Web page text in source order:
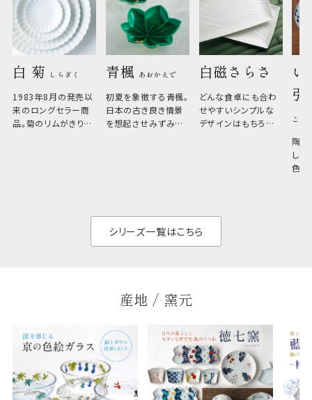
白 菊 しらぎく
1983年8月の発売以
来のロングセラー商
品。菊のリムがきりっ
青楓 あおかえで
初夏を象徴する青楓。
日本の古き良き情景
を想起させみずみず
白磁さらさ
どんな食卓にも合わ
せやすいシンプルな
デザインはもちろん、
い
こひ
陶器
しい
色の
シリーズ一覧はこちら
産地 / 窯元